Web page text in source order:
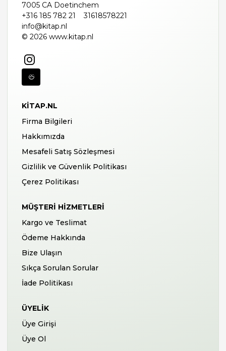
7005 CA Doetinchem
+316 185 782 21
31618578221
info@kitap.nl
© 2026 www.kitap.nl
KITAP.NL
Firma Bilgileri
Hakkımızda
Mesafeli Satış Sözleşmesi
Gizlilik ve Güvenlik Politikası
Çerez Politikası
MÜŞTERI HIZMETLERI
Kargo ve Teslimat
Ödeme Hakkında
Bize Ulaşın
Sıkça Sorulan Sorular
İade Politikası
ÜYELIK
Üye Girişi
Üye Ol